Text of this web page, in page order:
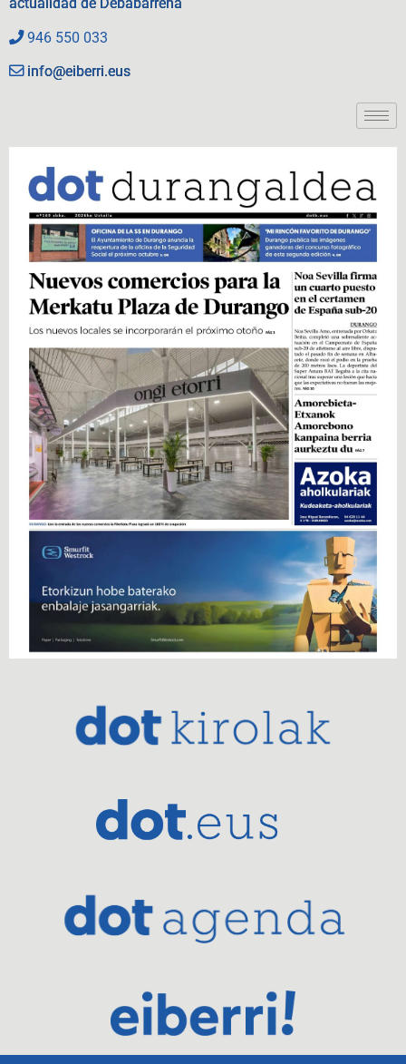
actualidad de Debabarrena
946 550 033
info@eiberri.eus